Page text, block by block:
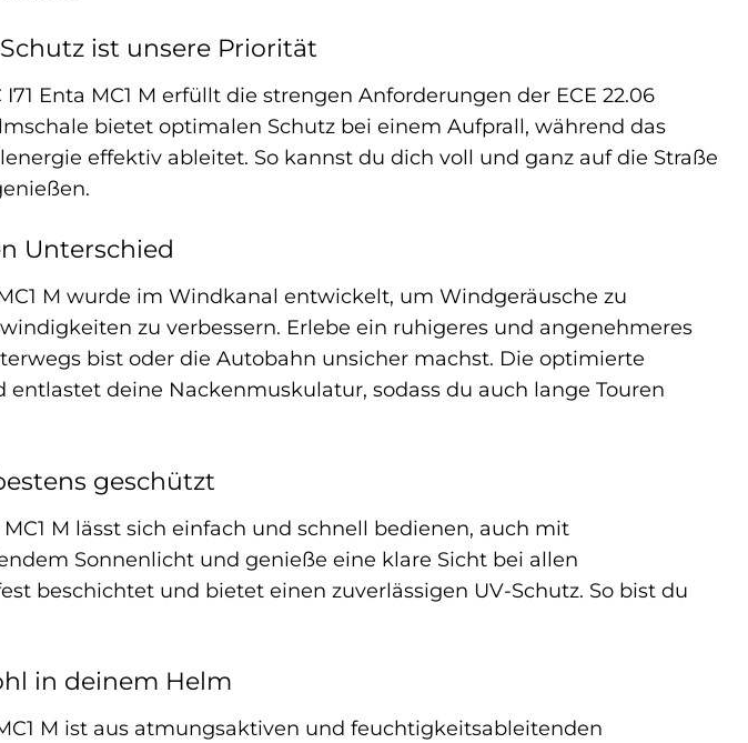
ist unsere Priorität
Enta MC1 M erfüllt die strengen Anforderungen der ECE 22.06
bietet optimalen Schutz bei einem Aufprall, während das
effektiv ableitet. So kannst du dich voll und ganz auf die Straße
Unterschied
M wurde im Windkanal entwickelt, um Windgeräusche zu
zu verbessern. Erlebe ein ruhigeres und angenehmeres
bist oder die Autobahn unsicher machst. Die optimierte
deine Nackenmuskulatur, sodass du auch lange Touren
geschützt
M lässt sich einfach und schnell bedienen, auch mit
Sonnenlicht und genieße eine klare Sicht bei allen
beschichtet und bietet einen zuverlässigen UV-Schutz. So bist du
in deinem Helm
M ist aus atmungsaktiven und feuchtigkeitsableitenden